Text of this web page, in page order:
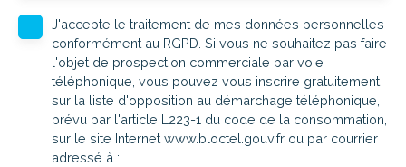
J'accepte le traitement de mes données personnelles
conformément au RGPD. Si vous ne souhaitez pas faire
l'objet de prospection commerciale par voie
téléphonique, vous pouvez vous inscrire gratuitement
sur la liste d'opposition au démarchage téléphonique,
prévu par l'article L223-1 du code de la consommation,
sur le site Internet www.bloctel.gouv.fr ou par courrier
adressé à :